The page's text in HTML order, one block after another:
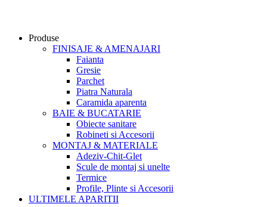
Produse
FINISAJE & AMENAJARI
Faianta
Gresie
Parchet
Piatra Naturala
Caramida aparenta
BAIE & BUCATARIE
Obiecte sanitare
Robineti si Accesorii
MONTAJ & MATERIALE
Adeziv-Chit-Glet
Scule de montaj si unelte
Termice
Profile, Plinte si Accesorii
ULTIMELE APARITII